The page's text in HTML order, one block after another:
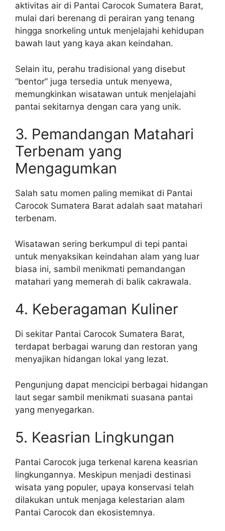
aktivitas air di Pantai Carocok Sumatera Barat,
mulai dari berenang di perairan yang tenang
hingga snorkeling untuk menjelajahi kehidupan
bawah laut yang kaya akan keindahan.
Selain itu, perahu tradisional yang disebut
“bentor” juga tersedia untuk menyewa,
memungkinkan wisatawan untuk menjelajahi
pantai sekitarnya dengan cara yang unik.
3. Pemandangan Matahari
Terbenam yang
Mengagumkan
Salah satu momen paling memikat di Pantai
Carocok Sumatera Barat adalah saat matahari
terbenam.
Wisatawan sering berkumpul di tepi pantai
untuk menyaksikan keindahan alam yang luar
biasa ini, sambil menikmati pemandangan
matahari yang memerah di balik cakrawala.
4. Keberagaman Kuliner
Di sekitar Pantai Carocok Sumatera Barat,
terdapat berbagai warung dan restoran yang
menyajikan hidangan lokal yang lezat.
Pengunjung dapat mencicipi berbagai hidangan
laut segar sambil menikmati suasana pantai
yang menyegarkan.
5. Keasrian Lingkungan
Pantai Carocok juga terkenal karena keasrian
lingkungannya. Meskipun menjadi destinasi
wisata yang populer, upaya konservasi telah
dilakukan untuk menjaga kelestarian alam
Pantai Carocok dan ekosistemnya.